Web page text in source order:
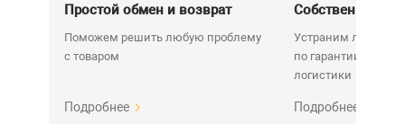
Простой обмен и возврат
Поможем решить любую проблему
с товаром
Подробнее
Собственный
Устраним любую
по гарантии. Срок
логистики
Подробнее